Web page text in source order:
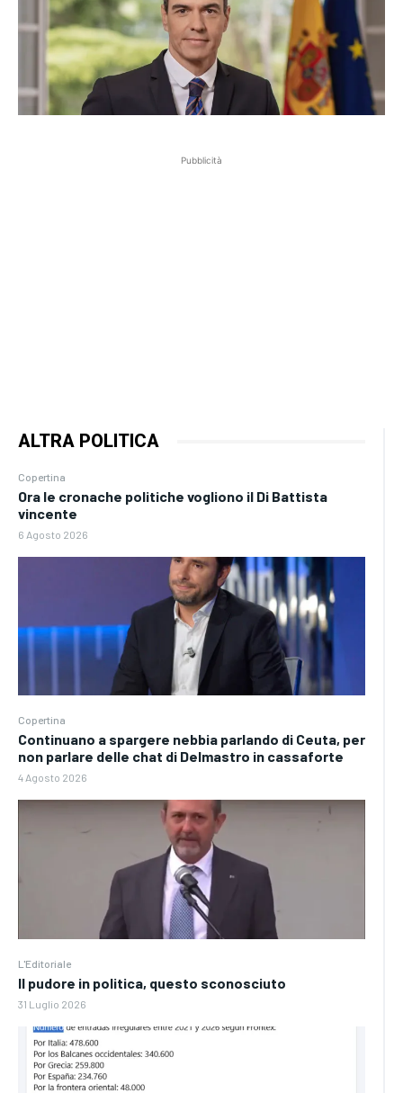
Pubblicità
ALTRA POLITICA
Copertina
Ora le cronache politiche vogliono il Di Battista
vincente
6 Agosto 2026
Copertina
Continuano a spargere nebbia parlando di Ceuta, per
non parlare delle chat di Delmastro in cassaforte
4 Agosto 2026
L'Editoriale
Il pudore in politica, questo sconosciuto
31 Luglio 2026